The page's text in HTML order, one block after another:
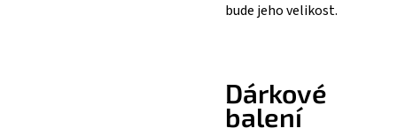
bude jeho velikost.
Dárkové
balení